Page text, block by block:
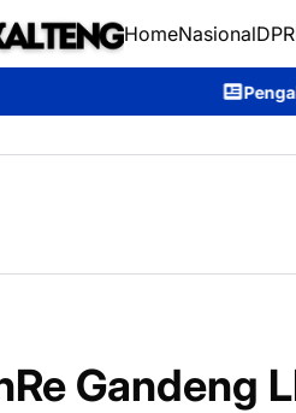
HomeNasional
Pengabdian Tanpa Batas,
Gandeng